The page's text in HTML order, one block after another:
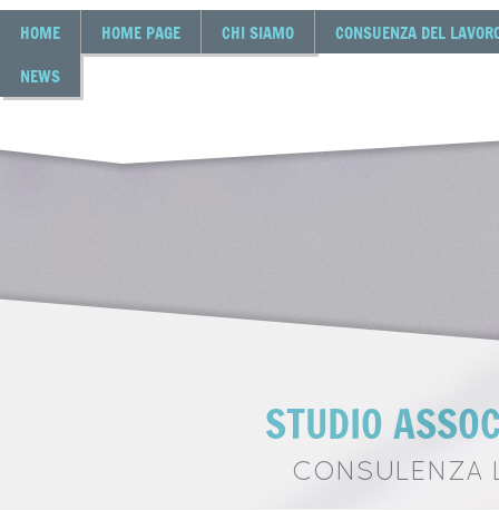
STUDIO
CONSULENZA
HOME HOME PAGE CHI SIAMO
CONSUENZA DEL
NEWS